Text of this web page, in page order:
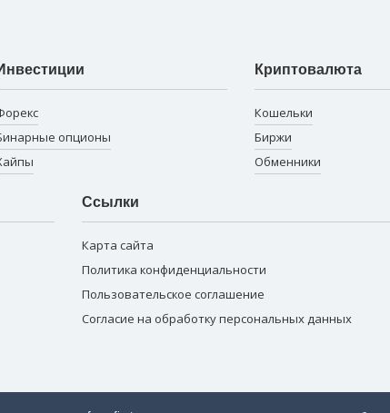
опционы
Криптовалюта
Кошельки
Биржи
Обменники
Ссылки
Карта сайта
Политика конфиденциальности
Пользовательское соглашение
Согласие на обработку персональных данных